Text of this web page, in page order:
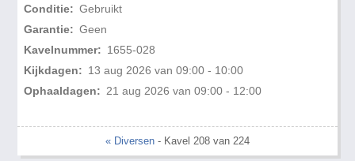
Conditie: Gebruikt
Garantie: Geen
Kavelnummer: 1655-028
Kijkdagen: 13 aug 2026 van 09:00 - 10:00
Ophaaldagen: 21 aug 2026 van 09:00 - 12:00
« Diversen - Kavel 208 van 224